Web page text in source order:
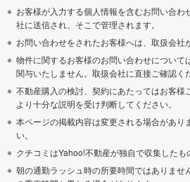
お客様が入力する個人情報を含むお問い合
社に送信され、そこで管理されます。
お問い合わせをされたお客様へは、取扱会社
物件に関するお客様のお問い合わせについて
関与いたしません。取扱会社に直接ご確認く
不動産購入の検討、契約にあたってはお客様
より十分な説明を受け判断してください。
本ページの掲載内容は変更される場合があり
い。
クチコミはYahoo!不動産が独自で収集したも
朝の通勤ラッシュ時の所要時間ではありませ